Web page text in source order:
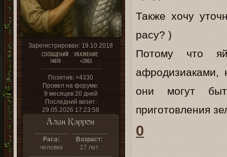
Зарегистрирован: 19.10.2018
СООБЩЕНИЙ:
14619
УВАЖЕНИЕ:
+2863
Позитив: +4330
Провел на форуме:
9 месяцев 20 дней
Последний визит:
29.05.2026 17:23:58
Алан Кэррон
Раса:
человек
Возраст:
27 лет
Также хочу
расу? )
Потому что
афродизиаками,
они могут
приготовления
0